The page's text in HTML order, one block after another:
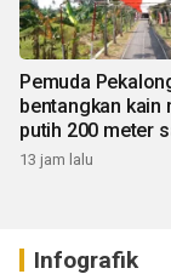
Pemuda
bentangkan kain
putih 200 meter
RI
13 jam lalu
Infografik